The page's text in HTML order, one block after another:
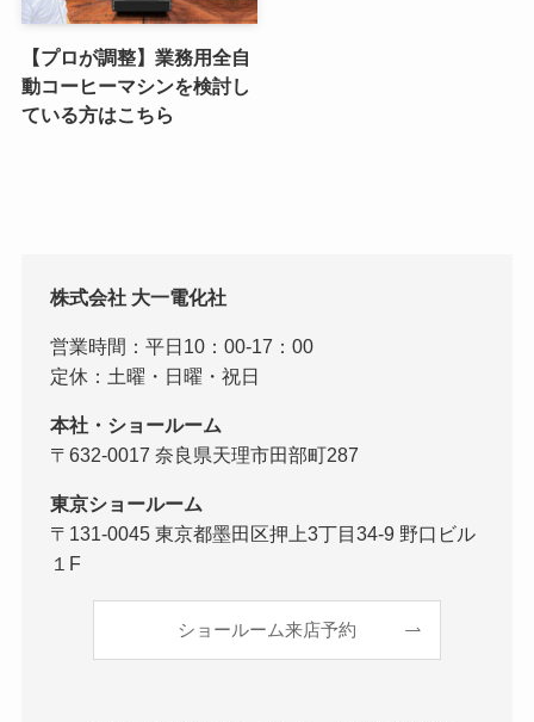
【プロが調整】業務用全自
動コーヒーマシンを検討し
ている方はこちら
株式会社 大一電化社
営業時間：平日10：00-17：00
定休：土曜・日曜・祝日
本社・ショールーム
〒632-0017 奈良県天理市田部町287
東京ショールーム
〒131-0045 東京都墨田区押上3丁目34-9 野口ビル
１F
ショールーム来店予約